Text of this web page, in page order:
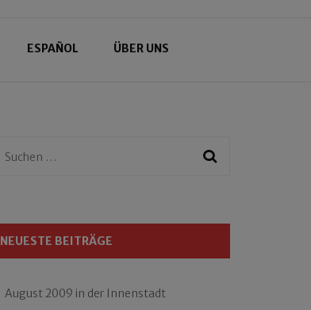
ESPAÑOL ÜBER UNS
Suchen
NEUESTE BEITRÄGE
August 2009 in der Innenstadt